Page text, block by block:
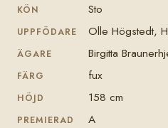
KÖN Sto
UPPFÖDARE Olle Högstedt,
ÄGARE Birgitta
FÄRG fux
HÖJD 158 cm
PREMIERAD A